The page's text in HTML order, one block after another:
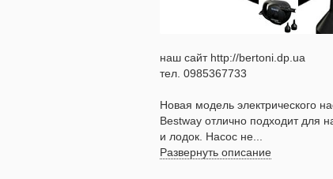
наш сайт http://bertoni.dp.ua
тел. 0985367733
Новая модель электрического
Bestway отлично подходит для
и лодок. Насос не...
Развернуть описание